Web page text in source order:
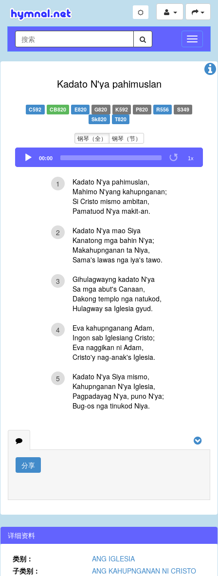
切
换
导
Kadato N'ya pahimuslan
C592 CB820 E820 G820 K592 P820 R556
S349
Sk820
T820
钢琴（全） 钢琴（节）
Audio
Player
00:00 1x
1
Kadato N'ya pahimuslan,
Mahimo N'yang kahupnganan;
Si Cristo mismo ambitan,
Pamatuod N'ya makit-an.
2
Kadato N'ya mao Siya
Kanatong mga bahin N'ya;
Makahupnganan ta Niya,
Sama's lawas nga iya's tawo.
3
Gihulagwayng kadato N'ya
Sa mga abut's Canaan,
Dakong templo nga natukod,
Hulagway sa Iglesia gyud.
4
Eva kahupnganang Adam,
Ingon sab Iglesiang Cristo;
Eva naggikan ni Adam,
Cristo'y nag-anak's Iglesia.
5
Kadato N'ya Siya mismo,
Kahupnganan N'ya Iglesia,
Pagpadayag N'ya, puno N'ya;
Bug-os nga tinukod Niya.
分享
详细资料
类别：
ANG IGLESIA
子类别：
ANG KAHUPNGANAN NI CRISTO